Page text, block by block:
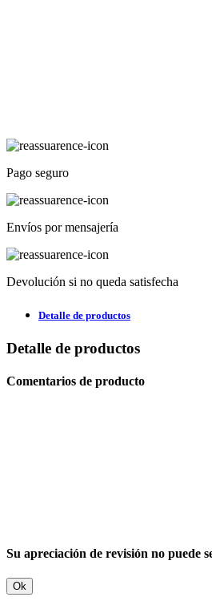
Pago seguro
Envíos por mensajería
Devolución si no queda satisfecha
Detalle de productos
Detalle de productos
Comentarios de producto
Su apreciación de revisión no puede
Ok